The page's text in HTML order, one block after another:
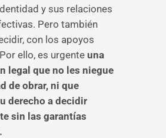
y sus relaciones
Pero también
con los apoyos
ello, es urgente una
legal que no les niegue
de obrar, ni que
derecho a decidir
sin las garantías